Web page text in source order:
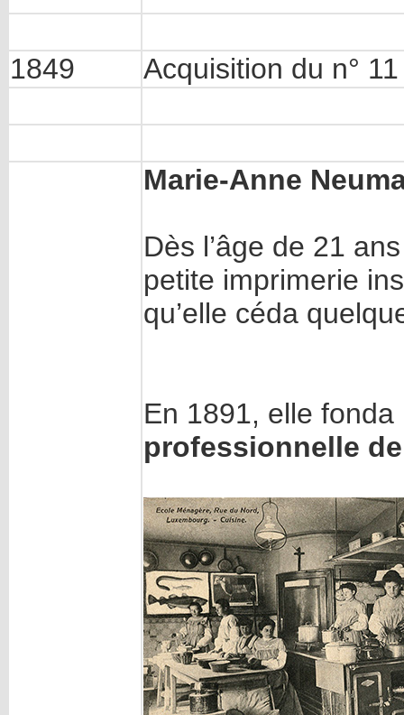
1849 Acquisition du n°
Marie-Anne
Dès l’âge de 21
petite imprimerie
qu’elle céda
En 1891, elle fonda
professionnelle